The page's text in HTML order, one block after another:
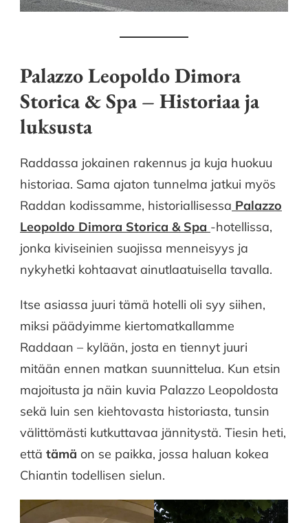
Palazzo Leopoldo Dimora
Storica & Spa – Historiaa ja
luksusta
Raddassa jokainen rakennus ja kuja huokuu
historiaa. Sama ajaton tunnelma jatkui myös
Raddan kodissamme, historiallisessa Palazzo
Leopoldo Dimora Storica & Spa -hotellissa,
jonka kiviseinien suojissa menneisyys ja
nykyhetki kohtaavat ainutlaatuisella tavalla.
Itse asiassa juuri tämä hotelli oli syy siihen,
miksi päädyimme kiertomatkallamme
Raddaan – kylään, josta en tiennyt juuri
mitään ennen matkan suunnittelua. Kun etsin
majoitusta ja näin kuvia Palazzo Leopoldosta
sekä luin sen kiehtovasta historiasta, tunsin
välittömästi kutkuttavaa jännitystä. Tiesin heti,
että tämä on se paikka, jossa haluan kokea
Chiantin todellisen sielun.